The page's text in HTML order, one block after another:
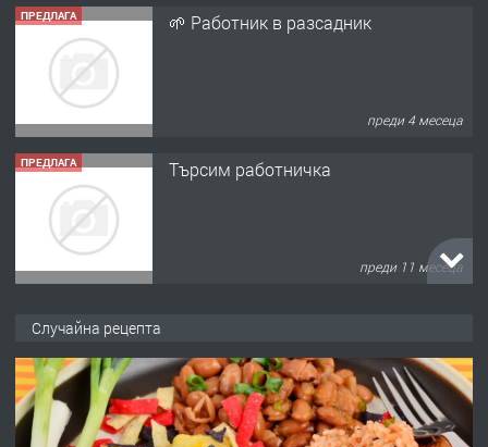
ПРЕДЛАГА 🌱 Работник в разсадник
преди 4 месеца
ПРЕДЛАГА Търсим работничка
преди 11 месеца
преди 1 година
Случайна рецепта